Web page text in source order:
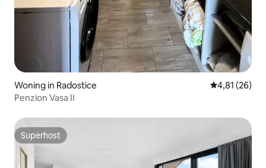
Woning in Radostice Gemiddelde
4,81 (26)
Penzion Vasa II
Superhost
Superhost